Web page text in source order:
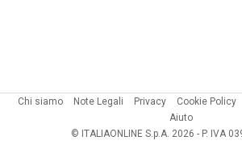
Chi siamo Note Legali Privacy Cookie Policy
Aiuto
© ITALIAONLINE S.p.A. 2026 - P. IVA